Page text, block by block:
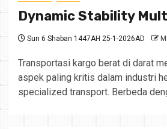
Dynamic Stability
Sun 6 Shaban 1447AH 25-1-2026AD
Transportasi kargo berat di darat
aspek paling kritis dalam industri
specialized transport. Berbeda